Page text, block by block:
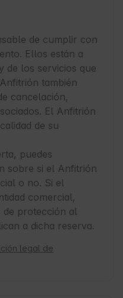
de cumplir con
Ellos están a
de los servicios que
también
cancelación,
El Anfitrión
de su
puedes
sobre si el Anfitrión
o no. Si el
comercial,
de protección al
a dicha reserva.
legal de